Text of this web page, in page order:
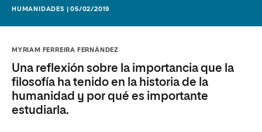
HUMANIDADES | 05/02/2019
MYRIAM FERREIRA FERNÁNDEZ
Una reflexión sobre la importancia que la
filosofía ha tenido en la historia de la
humanidad y por qué es importante
estudiarla.